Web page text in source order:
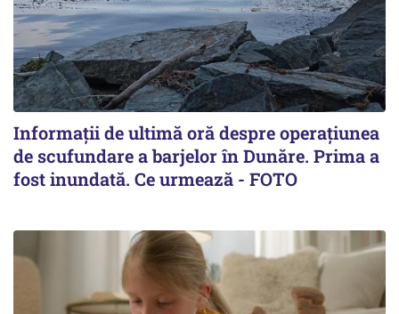
Informații de ultimă oră despre operațiunea
de scufundare a barjelor în Dunăre. Prima a
fost inundată. Ce urmează - FOTO